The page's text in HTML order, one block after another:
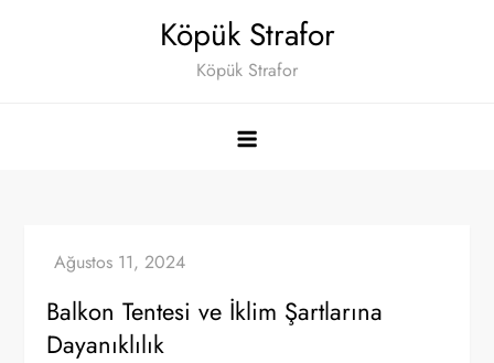
Köpük Strafor
Köpük Strafor
Balkon Tentesi ve İklim Şartlarına
Dayanıklılık